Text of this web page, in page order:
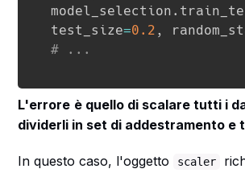
model_selection .
test_size=0.2 ,
# ...
L'errore è quello di scalare tutti i
dividerli in set di addestramento e
In questo caso, l'oggetto scaler